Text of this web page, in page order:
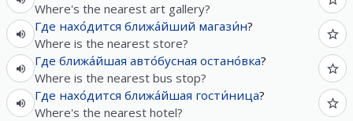
Where's the nearest art gallery?
Где нахо́дится ближа́йший магази́н?
Where is the nearest store?
Где ближа́йшая авто́бусная остано́вка?
Where is the nearest bus stop?
Где нахо́дится ближа́йшая гости́ница?
Where's the nearest hotel?